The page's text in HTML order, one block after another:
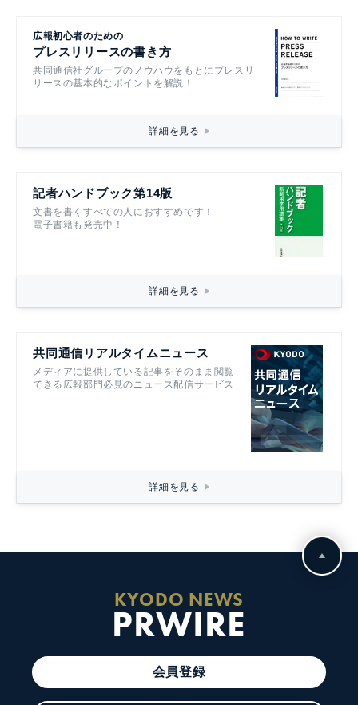
広報初心者のための
プレスリリースの書き方
共同通信社グループのノウハウをもとにプレスリ
リースの基本的なポイントを解説！
詳細を見る
記者ハンドブック第14版
文書を書くすべての人におすすめです！
電子書籍も発売中！
詳細を見る
共同通信リアルタイムニュース
メディアに提供している記事をそのまま閲覧
できる広報部門必見のニュース配信サービス
詳細を見る
KYODO NEWS
PRWIRE
会員登録